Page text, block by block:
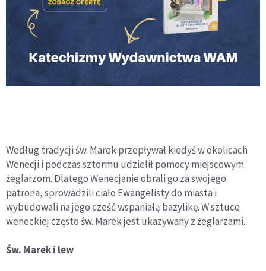
Według tradycji św. Marek przepływał kiedyś w okolicach
Wenecji i podczas sztormu udzielił pomocy miejscowym
żeglarzom. Dlatego Wenecjanie obrali go za swojego
patrona, sprowadzili ciało Ewangelisty do miasta i
wybudowali na jego cześć wspaniałą bazylikę. W sztuce
weneckiej często św. Marek jest ukazywany z żeglarzami.
Św. Marek i lew